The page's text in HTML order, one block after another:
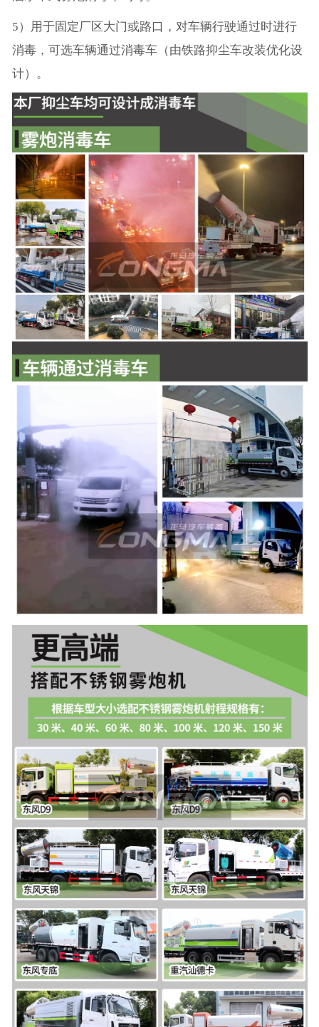
5）用于固定厂区大门或路口，对车辆行驶通过时进行
消毒，可选车辆通过消毒车（由铁路抑尘车改装优化设
计）。